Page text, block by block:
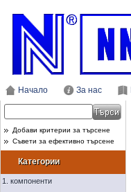
Начало За нас
Добави критерии за търсене
Съвети за ефективно търсене
Категории
1. компоненти